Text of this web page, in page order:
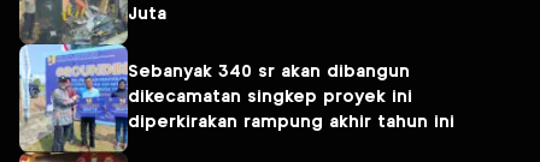
Juta
Sebanyak 340 sr akan dibangun
dikecamatan singkep proyek ini
diperkirakan rampung akhir tahun ini